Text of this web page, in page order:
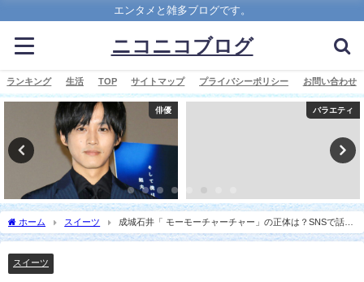
エンタメと雑多ブログです。
ニコニコブログ
ランキング 生活 TOP サイトマップ プライバシーポリシー お問い合わせ
俳優 バラエティ
ホーム スイーツ
成城石井「 モーモーチャーチャー」の正体は？SNSで話
題！
スイーツ